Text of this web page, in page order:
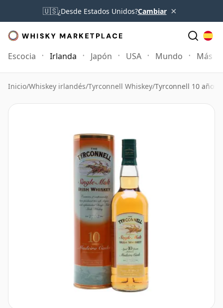
🇺🇸¿Desde Estados Unidos?Cambiar ×
Escocia Irlanda Japón USA Mundo Más
Inicio/Whiskey irlandés/Tyrconnell Whiskey/Tyrconnell 10 años